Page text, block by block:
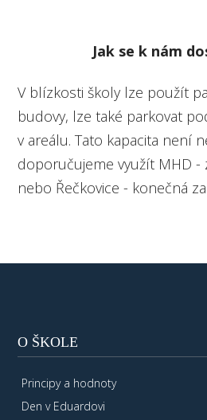
Jak se k nám
V blízkosti školy lze použít
budovy, lze také parkovat
v areálu. Tato kapacita není
doporučujeme využít MHD -
nebo Řečkovice - konečná
O ŠKOLE
Principy a hodnoty
Den v Eduardovi